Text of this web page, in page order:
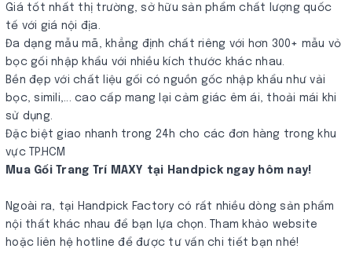
Giá tốt nhất thị trường, sở hữu sản phẩm chất lượng quốc
tế với giá nội địa.
Đa dạng mẫu mã, khẳng định chất riêng với hơn 300+ mẫu vỏ
bọc gối nhập khẩu với nhiều kích thước khác nhau.
Bền đẹp với chất liệu gối có nguồn gốc nhập khẩu như vải
bọc, simili,... cao cấp mang lại cảm giác êm ái, thoải mái khi
sử dụng.
Đặc biệt giao nhanh trong 24h cho các đơn hàng trong khu
vực TP.HCM
Mua Gối Trang Trí MAXY tại Handpick ngay hôm nay!
Ngoài ra, tại Handpick Factory có rất nhiều dòng sản phẩm
nội thất khác nhau để bạn lựa chọn. Tham khảo website
hoặc liên hệ hotline để được tư vấn chi tiết bạn nhé!